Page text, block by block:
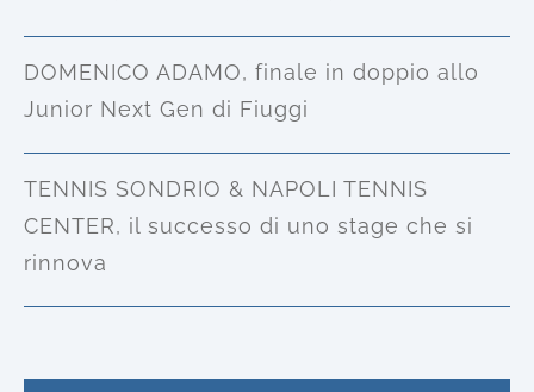
DOMENICO ADAMO, finale in doppio allo
Junior Next Gen di Fiuggi
TENNIS SONDRIO & NAPOLI TENNIS
CENTER, il successo di uno stage che si
rinnova